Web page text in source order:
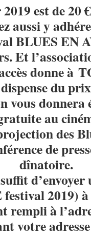
est de 20
aussi y
BLUES EN
Et
donne à
du
vous
au
des
de
dînatoire.
d’envoyer
2019)
rempli à
votre